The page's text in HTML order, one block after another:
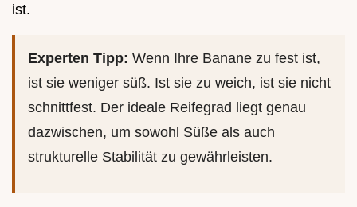
ist.
Experten Tipp: Wenn Ihre Banane zu fest ist,
ist sie weniger süß. Ist sie zu weich, ist sie nicht
schnittfest. Der ideale Reifegrad liegt genau
dazwischen, um sowohl Süße als auch
strukturelle Stabilität zu gewährleisten.